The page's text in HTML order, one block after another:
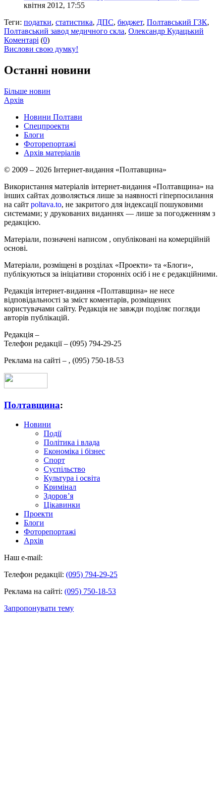
квітня 2012, 17:55
Теги: податки, статистика, ДПС, бюджет, Полтавський ГЗК,
Полтавський завод медичного скла, Олександр Кудацький
Коментарі (0)
Вислови свою думку!
Останні новини
Більше новин
Архів
Новини Полтави
Спецпроекти
Блоги
Фоторепортажі
Архів матеріалів
© 2009 – 2026 Інтернет-видання «Полтавщина»
Використання матеріалів інтернет-видання «Полтавщина» на
інших сайтах дозволяється лише за наявності гіперпосилання
на сайт poltava.to, не закритого для індексації пошуковими
системами; у друкованих виданнях — лише за погодженням з
редакцією.
Матеріали, позначені написом , опубліковані на комерційній
основі.
Матеріали, розміщені в розділах «Проекти» та «Блоги»,
публікуються за ініціативи сторонніх осіб і не є редакційними.
Редакція інтернет-видання «Полтавщина» не несе
відповідальності за зміст коментарів, розміщених
користувачами сайту. Редакція не завжди поділяє погляди
авторів публікацій.
Редакція –
Телефон редакції – (095) 794-29-25
Реклама на сайті – , (095) 750-18-53
Полтавщина:
Новини
Події
Політика і влада
Економіка і бізнес
Спорт
Суспільство
Культура і освіта
Кримінал
Здоров’я
Цікавинки
Проекти
Блоги
Фоторепортажі
Архів
Наш e-mail:
Телефон редакції: (095) 794-29-25
Реклама на сайті: (095) 750-18-53
Запропонувати тему